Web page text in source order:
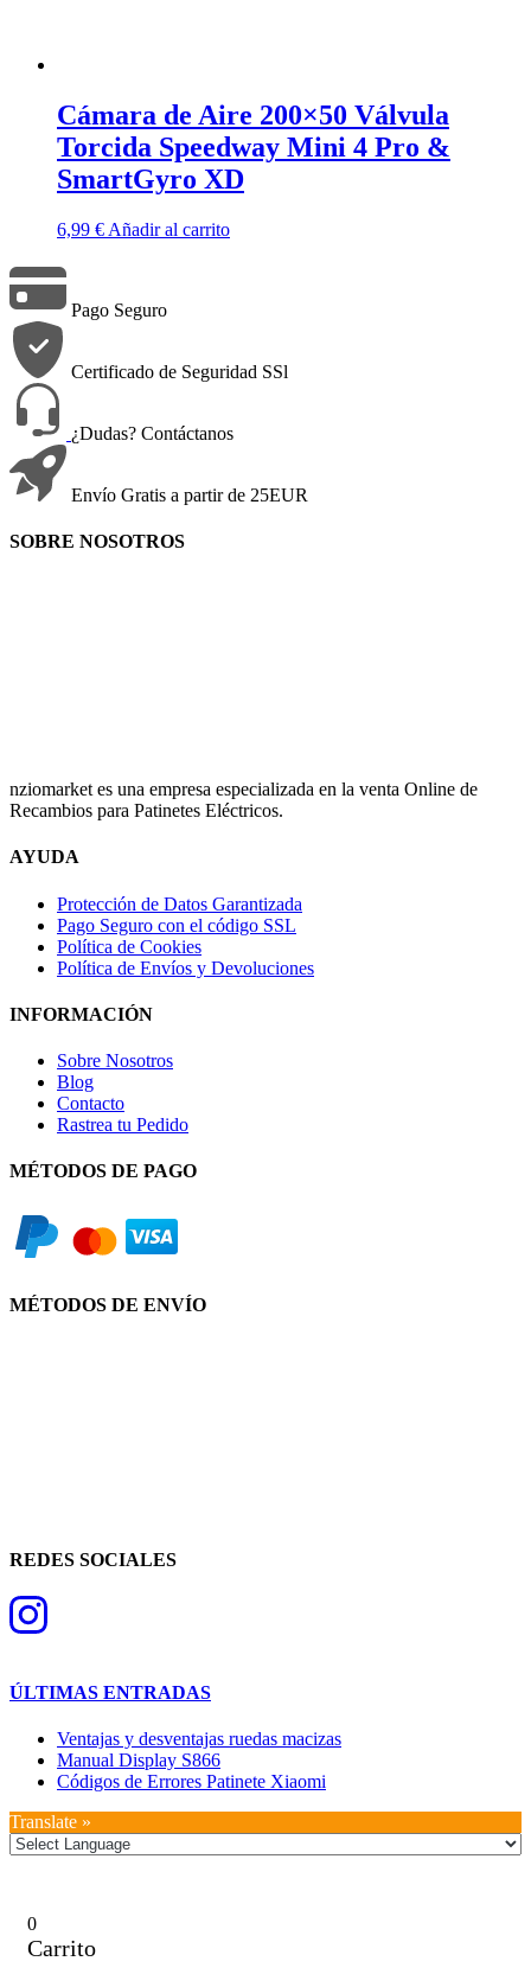
Cámara de Aire 200×50 Válvula
Torcida Speedway Mini 4 Pro &
SmartGyro XD
6,99 € Añadir al carrito
Pago Seguro
Certificado de Seguridad SSl
¿Dudas? Contáctanos
Envío Gratis a partir de 25EUR
SOBRE NOSOTROS
nziomarket es una empresa especializada en la venta Online de
Recambios para Patinetes Eléctricos.
AYUDA
Protección de Datos Garantizada
Pago Seguro con el código SSL
Política de Cookies
Política de Envíos y Devoluciones
INFORMACIÓN
Sobre Nosotros
Blog
Contacto
Rastrea tu Pedido
MÉTODOS DE PAGO
MÉTODOS DE ENVÍO
REDES SOCIALES
ÚLTIMAS ENTRADAS
Ventajas y desventajas ruedas macizas
Manual Display S866
Códigos de Errores Patinete Xiaomi
Translate »
0
Carrito